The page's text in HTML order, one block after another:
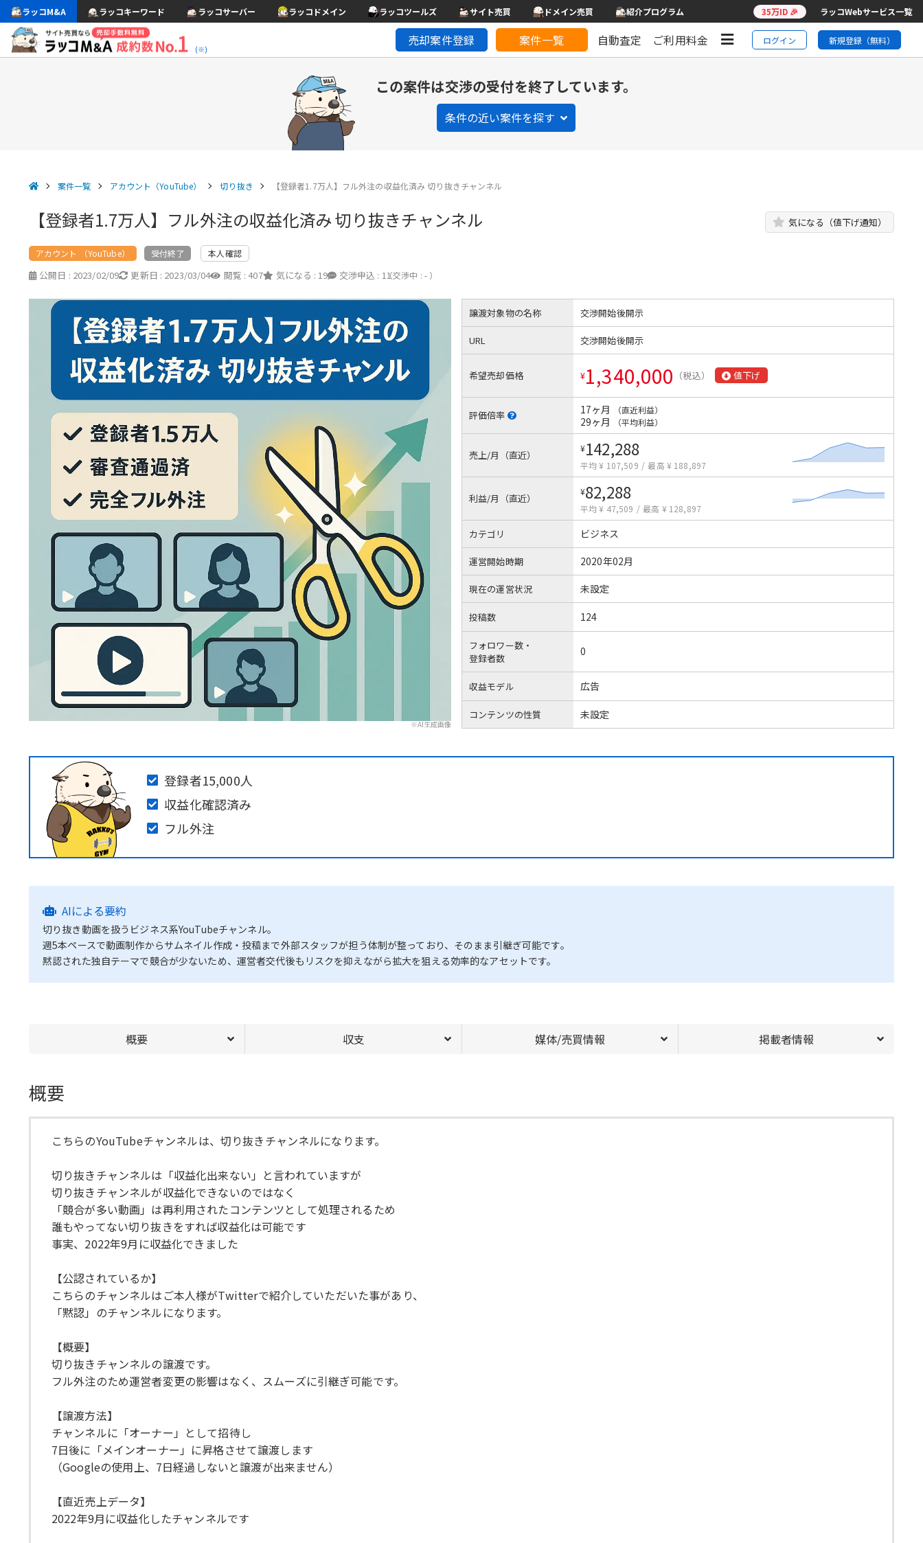
ラッコM&A ラッコキーワード ラッコサーバー ラッコドメイン ラッコツールズ サイト売買 ドメイン売買 紹介プログラム 35万ID 🎉 ラッコWebサービス一覧
(※)
売却案件登録 案件一覧 自動査定 ご利用料金 ログイン 新規登録（無料）
この案件は交渉の受付を終了しています。
条件の近い案件を探す
案件一覧 アカウント（YouTube） 切り抜き 【登録者1.7万人】フル外注の収益化済み 切り抜きチャンネル
【登録者1.7万人】フル外注の収益化済み 切り抜きチャンネル 気になる（値下げ通知）
アカウント （YouTube） 受付終了 本人確認
公開日 : 2023/02/09 更新日 : 2023/03/04 閲覧 : 407 気になる : 19 交渉申込 : 11
（交渉中 : - ）
※AI生成画像
譲渡対象物の名称 交渉開始後開示
URL 交渉開始後開示
希望売却価格 ¥1,340,000 （税込） 値下げ
評価倍率 17ヶ月 （直近利益）
29ヶ月 （平均利益）
売上/月（直近）
¥142,288
平均 ¥ 107,509 / 最高 ¥ 188,897
利益/月（直近）
¥82,288
平均 ¥ 47,509 / 最高 ¥ 128,897
カテゴリ ビジネス
運営開始時期 2020年02月
現在の運営状況 未設定
投稿数 124
フォロワー数・
登録者数
0
収益モデル 広告
コンテンツの性質 未設定
登録者15,000人
収益化確認済み
フル外注
AIによる要約
切り抜き動画を扱うビジネス系YouTubeチャンネル。
週5本ペースで動画制作からサムネイル作成・投稿まで外部スタッフが担う体制が整っており、そのまま引継ぎ可能です。
黙認された独自テーマで競合が少ないため、運営者交代後もリスクを抑えながら拡大を狙える効率的なアセットです。
概要 収支 媒体/売買情報 掲載者情報
概要
こちらのYouTubeチャンネルは、切り抜きチャンネルになります。
切り抜きチャンネルは「収益化出来ない」と言われていますが
切り抜きチャンネルが収益化できないのではなく
「競合が多い動画」は再利用されたコンテンツとして処理されるため
誰もやってない切り抜きをすれば収益化は可能です
事実、2022年9月に収益化できました
【公認されているか】
こちらのチャンネルはご本人様がTwitterで紹介していただいた事があり、
「黙認」のチャンネルになります。
【概要】
切り抜きチャンネルの譲渡です。
フル外注のため運営者変更の影響はなく、スムーズに引継ぎ可能です。
【譲渡方法】
チャンネルに「オーナー」として招待し
7日後に「メインオーナー」に昇格させて譲渡します
（Googleの使用上、7日経過しないと譲渡が出来ません）
【直近売上データ】
2022年9月に収益化したチャンネルです